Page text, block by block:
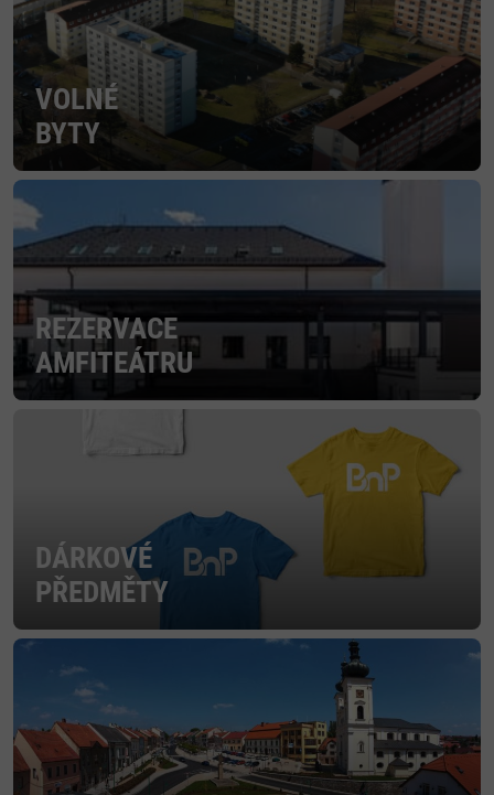
VOLNÉ
BYTY
REZERVACE
AMFITEÁTRU
DÁRKOVÉ
PŘEDMĚTY